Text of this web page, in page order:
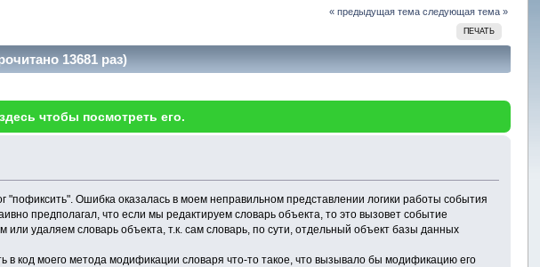
« предыдущая тема следующая тема »
ПЕЧАТЬ
13681 раз)
чтобы посмотреть его.
"пофиксить". Ошибка оказалась в моем неправильном представлении логики работы события
предполагал, что если мы редактируем словарь объекта, то это вызовет событие
удаляем словарь объекта, т.к. сам словарь, по сути, отдельный объект базы данных
код моего метода модификации словаря что-то такое, что вызывало бы модификацию его